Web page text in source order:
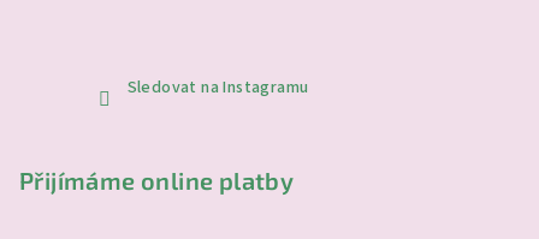
Sledovat na Instagramu
Přijímáme online platby